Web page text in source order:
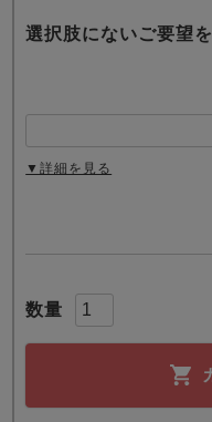
選択肢にないご要望
▼詳細を見る